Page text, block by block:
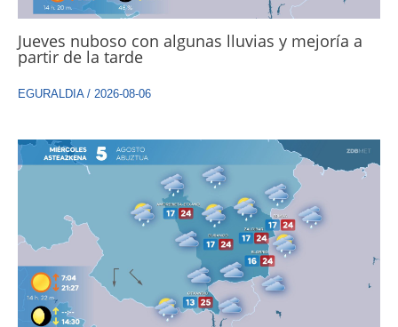
Jueves nuboso con algunas lluvias y mejoría a
partir de la tarde
EGURALDIA/ 2026-08-06